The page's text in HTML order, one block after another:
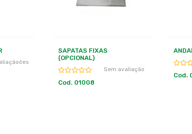
ANDAIME FACHADEIRO
Cod. 01009